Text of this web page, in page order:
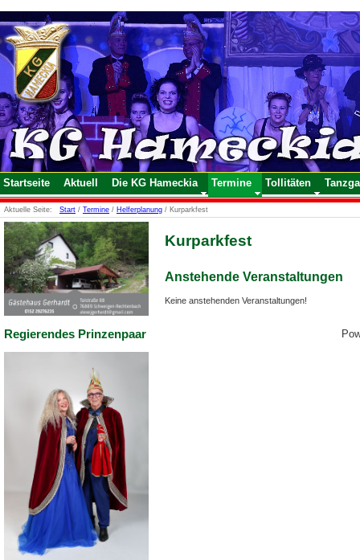
Startseite Aktuell Die KG Hameckia Termine Tollitäten
Aktuelle Seite: Start / Termine / Helferplanung / Kurparkfest
Regierendes Prinzenpaar
Kurparkfest
Anstehende Veranstaltungen
Keine anstehenden Veranstaltungen!